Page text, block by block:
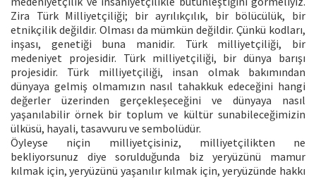
Zira Türk Milliyetçiliği; bir ayrılıkçılık, bir bölücülük, bir
etnikçilik değildir. Olması da mümkün değildir. Çünkü kodları,
inşası, genetiği buna manidir. Türk milliyetçiliği, bir
medeniyet projesidir. Türk milliyetçiliği, bir dünya barışı
projesidir. Türk milliyetçiliği, insan olmak bakımından
dünyaya gelmiş olmamızın nasıl tahakkuk edeceğini hangi
değerler üzerinden gerçekleşeceğini ve dünyaya nasıl
yaşanılabilir örnek bir toplum ve kültür sunabileceğimizin
ülküsü, hayali, tasavvuru ve sembolüdür.
Öyleyse niçin milliyetçisiniz, milliyetçilikten ne
bekliyorsunuz diye sorulduğunda biz yeryüzünü mamur
kılmak için, yeryüzünü yaşanılır kılmak için, yeryüzünde hakkı